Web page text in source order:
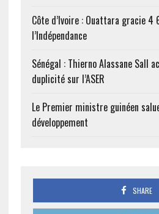
Côte d’Ivoire : Ouattara gracie 4
l’Indépendance
Sénégal : Thierno Alassane Sall
duplicité sur l’ASER
Le Premier ministre guinéen
développement
SHARE